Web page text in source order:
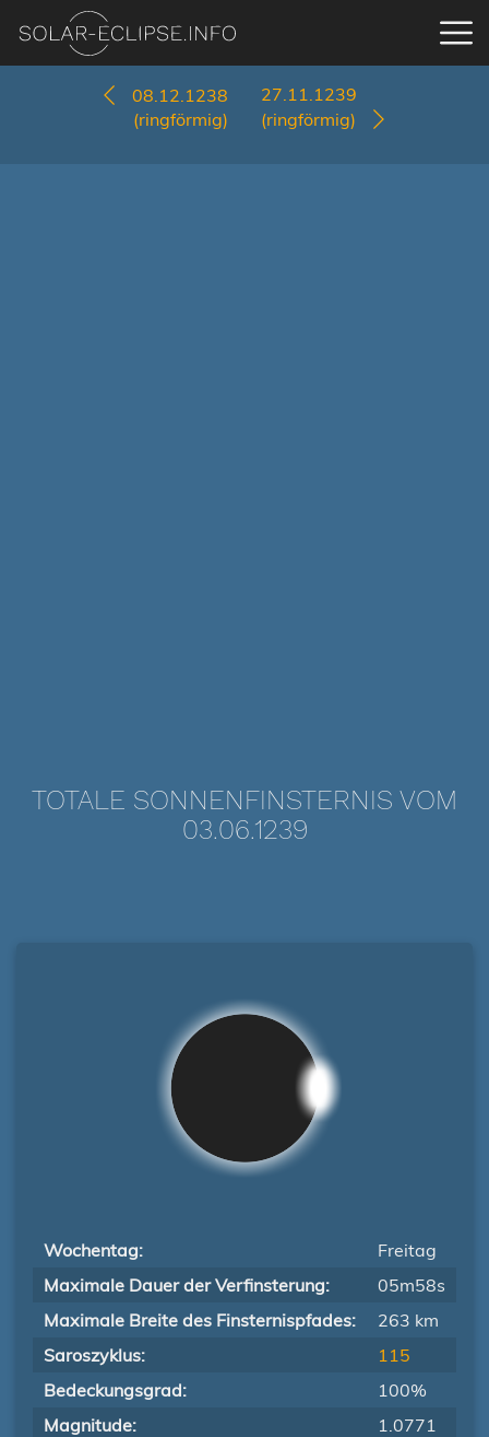
08.12.1238
(ringförmig)
27.11.1239
(ringförmig)
TOTALE SONNENFINSTERNIS VOM
03.06.1239
Wochentag:
Freitag
Maximale Dauer der Verfinsterung:
05m58s
Maximale Breite des Finsternispfades:
263 km
Saroszyklus:
115
Bedeckungsgrad:
100%
Magnitude:
1.0771